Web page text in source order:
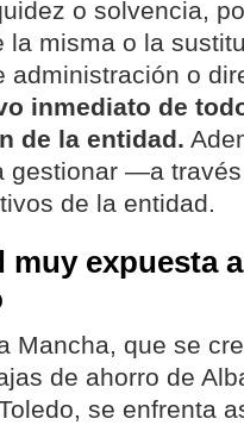
o solvencia,
la misma o la
administración o
inmediato de
de la entidad.
gestionar —a
de la entidad.
muy expuesta
Mancha, que se
de ahorro de
se enfrenta